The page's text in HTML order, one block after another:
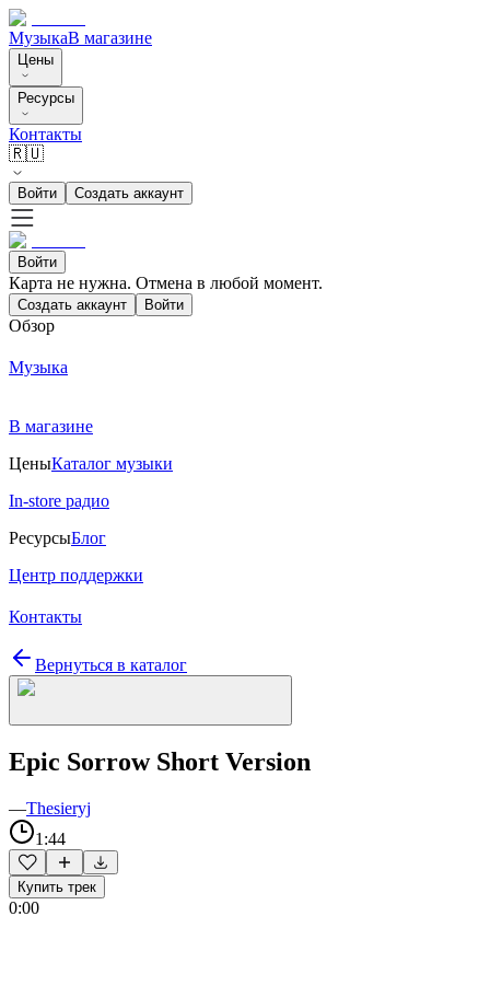
МузыкаВ магазине
Цены
Ресурсы
Контакты
🇷🇺
Войти Создать аккаунт
Войти
Карта не нужна. Отмена в любой момент.
Создать аккаунт Войти
Обзор
Музыка
В магазине
ЦеныКаталог музыки
In-store радио
РесурсыБлог
Центр поддержки
Контакты
Вернуться в каталог
Epic Sorrow Short Version
—Thesieryj
1:44
Купить трек
0:00